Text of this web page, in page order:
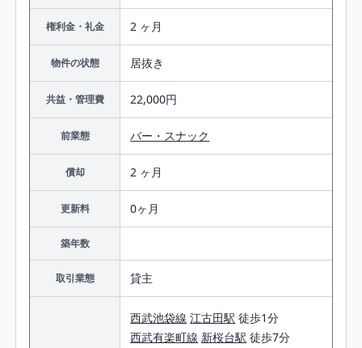
権利金・礼金 2 ヶ月
物件の状態 居抜き
共益・管理費 22,000円
前業態 バー・スナック
償却 2 ヶ月
更新料 0ヶ月
築年数
取引業態 貸主
西武池袋線 江古田駅 徒歩1分
西武有楽町線 新桜台駅 徒歩7分